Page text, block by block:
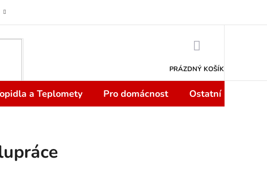
od kupní smlouvy do 14 dní
PRÁZDNÝ KOŠÍK
a Teplomety Pro domácnost Ostatní